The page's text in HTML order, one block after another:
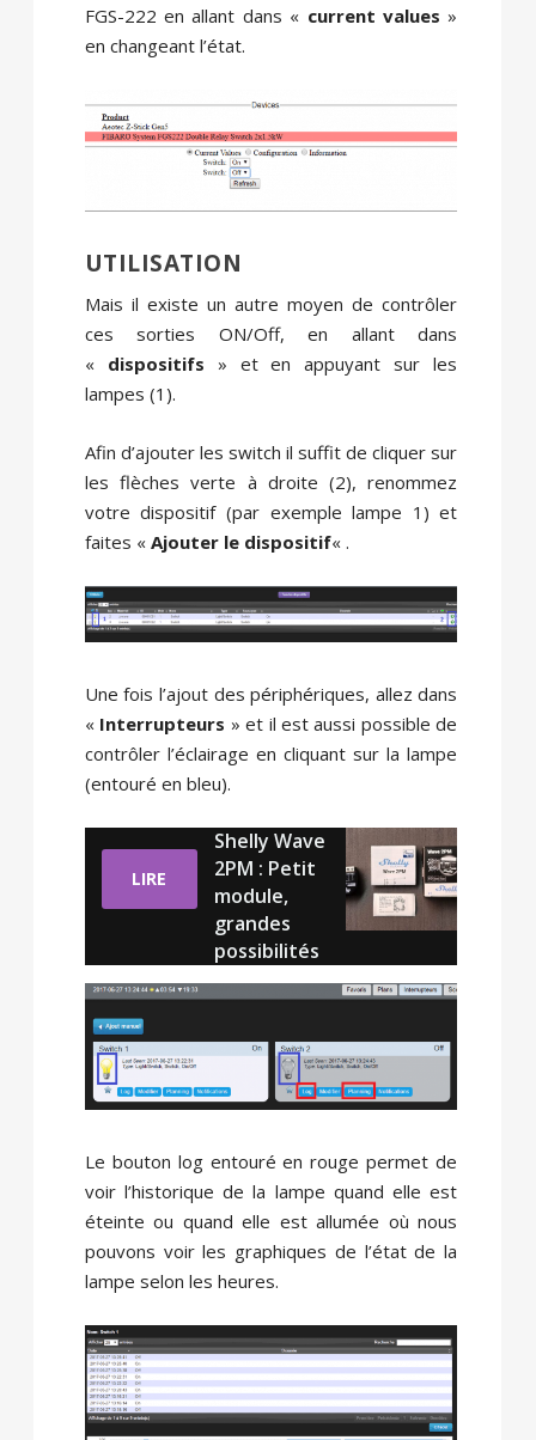
FGS-222 en allant dans « current values »
en changeant l’état.
UTILISATION
Mais il existe un autre moyen de contrôler
ces sorties ON/Off, en allant dans
« dispositifs » et en appuyant sur les
lampes (1).
Afin d’ajouter les switch il suffit de cliquer sur
les flèches verte à droite (2), renommez
votre dispositif (par exemple lampe 1) et
faites « Ajouter le dispositif« .
Une fois l’ajout des périphériques, allez dans
« Interrupteurs » et il est aussi possible de
contrôler l’éclairage en cliquant sur la lampe
(entouré en bleu).
LIRE
Shelly Wave
2PM : Petit
module,
grandes
possibilités
Le bouton log entouré en rouge permet de
voir l’historique de la lampe quand elle est
éteinte ou quand elle est allumée où nous
pouvons voir les graphiques de l’état de la
lampe selon les heures.